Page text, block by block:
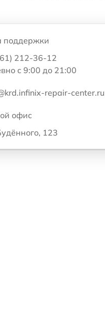
поддержки
212-36-12
с 9:00 до 21:00
repair-center.ru
офис
123